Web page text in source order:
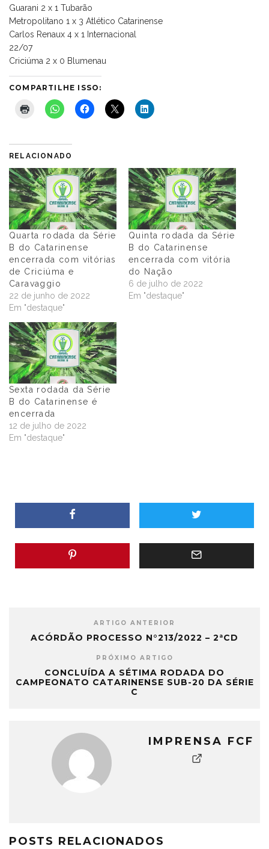
Guarani 2 x 1 Tubarão
Metropolitano 1 x 3 Atlético Catarinense
Carlos Renaux 4 x 1 Internacional
22/07
Criciúma 2 x 0 Blumenau
COMPARTILHE ISSO:
RELACIONADO
Quarta rodada da Série
B do Catarinense
encerrada com vitórias
de Criciúma e
Caravaggio
22 de junho de 2022
Em "destaque"
Quinta rodada da Série
B do Catarinense
encerrada com vitória
do Nação
6 de julho de 2022
Em "destaque"
Sexta rodada da Série
B do Catarinense é
encerrada
12 de julho de 2022
Em "destaque"
ARTIGO ANTERIOR
ACÓRDÃO PROCESSO N°213/2022 – 2ªCD
PRÓXIMO ARTIGO
CONCLUÍDA A SÉTIMA RODADA DO
CAMPEONATO CATARINENSE SUB-20 DA SÉRIE
C
IMPRENSA FCF
POSTS RELACIONADOS